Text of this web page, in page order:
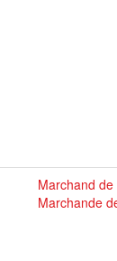
Marchand
Marchande